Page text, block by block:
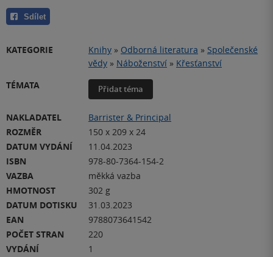
Sdílet
KATEGORIE Knihy » Odborná literatura » Společenské
vědy » Náboženství » Křesťanství
TÉMATA
Přidat téma
NAKLADATEL
Barrister & Principal
ROZMĚR
150 x 209 x 24
DATUM VYDÁNÍ
11.04.2023
ISBN
978-80-7364-154-2
VAZBA
měkká vazba
HMOTNOST
302 g
DATUM DOTISKU
31.03.2023
EAN
9788073641542
POČET STRAN
220
VYDÁNÍ
1